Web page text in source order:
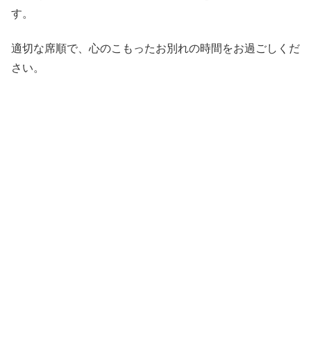
す。
適切な席順で、心のこもったお別れの時間をお過ごしくだ
さい。